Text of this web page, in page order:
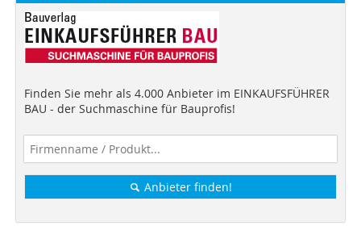
Finden Sie mehr als 4.000 Anbieter im EINKAUFSFÜHRER
BAU - der Suchmaschine für Bauprofis!
Anbieter finden!